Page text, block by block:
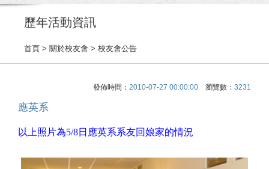
歷年活動資訊
首頁 > 關於校友會 > 校友會公告
發佈時間： 2010-07-27 00:00:00 瀏覽數： 3231
應英系
以上照片為5/8日 應英系系友回娘家的情況